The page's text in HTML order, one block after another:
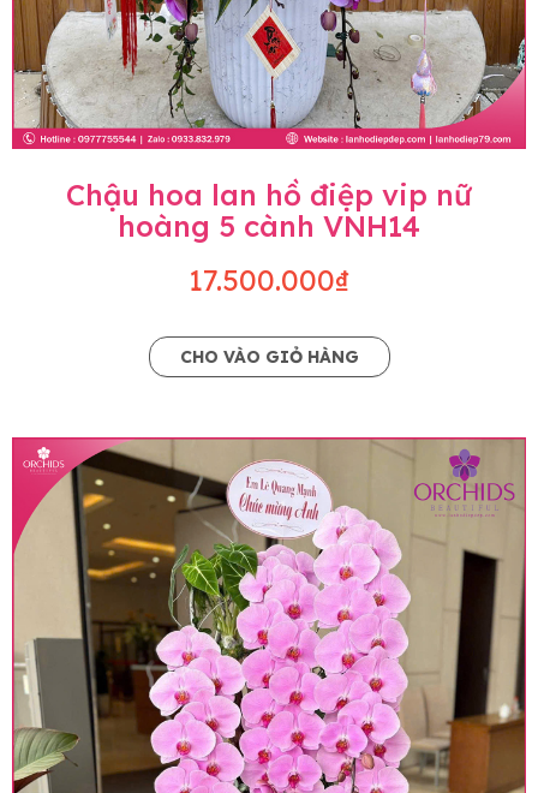
Chậu hoa lan hồ điệp vip nữ
hoàng 5 cành VNH14
17.500.000₫
CHO VÀO GIỎ HÀNG